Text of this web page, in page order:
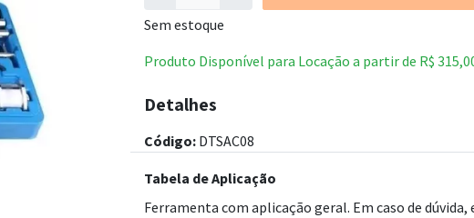
Sem estoque
Produto Disponível para Locação a partir de R$
Detalhes
Código: DTSAC08
Tabela de Aplicação
Ferramenta com aplicação geral. Em caso de